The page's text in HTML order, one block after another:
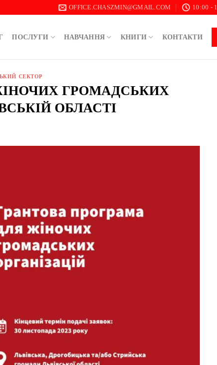
OFFICE.CHASZMIN@GMAIL.COM 10:00 -
ПОСЛУГИ НАВЧАННЯ КНИГИ КОНТАКТИ
СЕКТОР
ГРОМАДСЬКИХ
ОБЛАСТІ